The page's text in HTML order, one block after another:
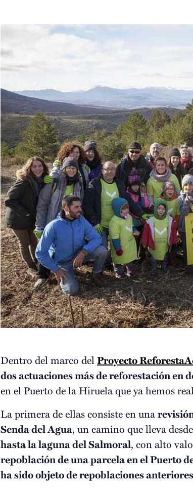
Dentro del marco delProyecto
dos actuaciones más de reforestación en
en el Puerto de la Hiruela que ya hemos
La primera de ellas consiste en una
Senda del Agua, un camino que lleva
hasta la laguna del Salmoral, con alto
repoblación de una parcela en el Puerto
ha sido objeto de repoblaciones